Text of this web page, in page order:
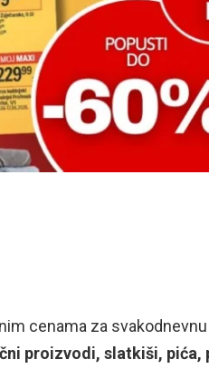
cenama za
proizvodi, slatkiši, pića,